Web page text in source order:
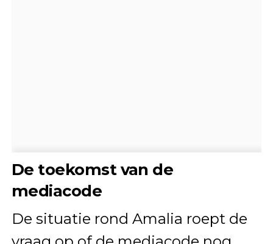
De toekomst van de
mediacode
De situatie rond Amalia roept de